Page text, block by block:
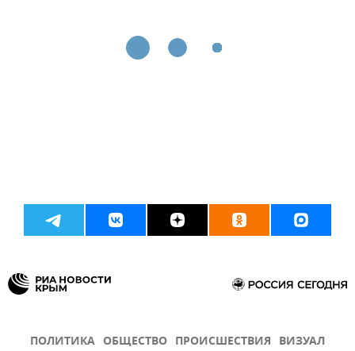
ПОЛИТИКА ОБЩЕСТВО ПРОИСШЕСТВИЯ ВИЗУАЛ